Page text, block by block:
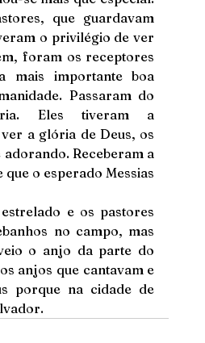
que guardavam
o privilégio de ver
foram os receptores
mais importante boa
Passaram do
Eles tiveram a
a glória de Deus, os
Receberam a
o esperado Messias
e os pastores
no campo, mas
o anjo da parte do
anjos que cantavam e
porque na cidade de